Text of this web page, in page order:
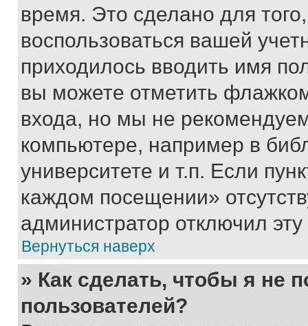
время. Это сделано для
воспользоваться вашей
приходилось вводить имя
вы можете отметить
входа, но мы не
компьютере, например в
университете и т.п. Если
каждом посещении»
администратор отключил
Вернуться наверх
» Как сделать, чтобы я не
пользователей?